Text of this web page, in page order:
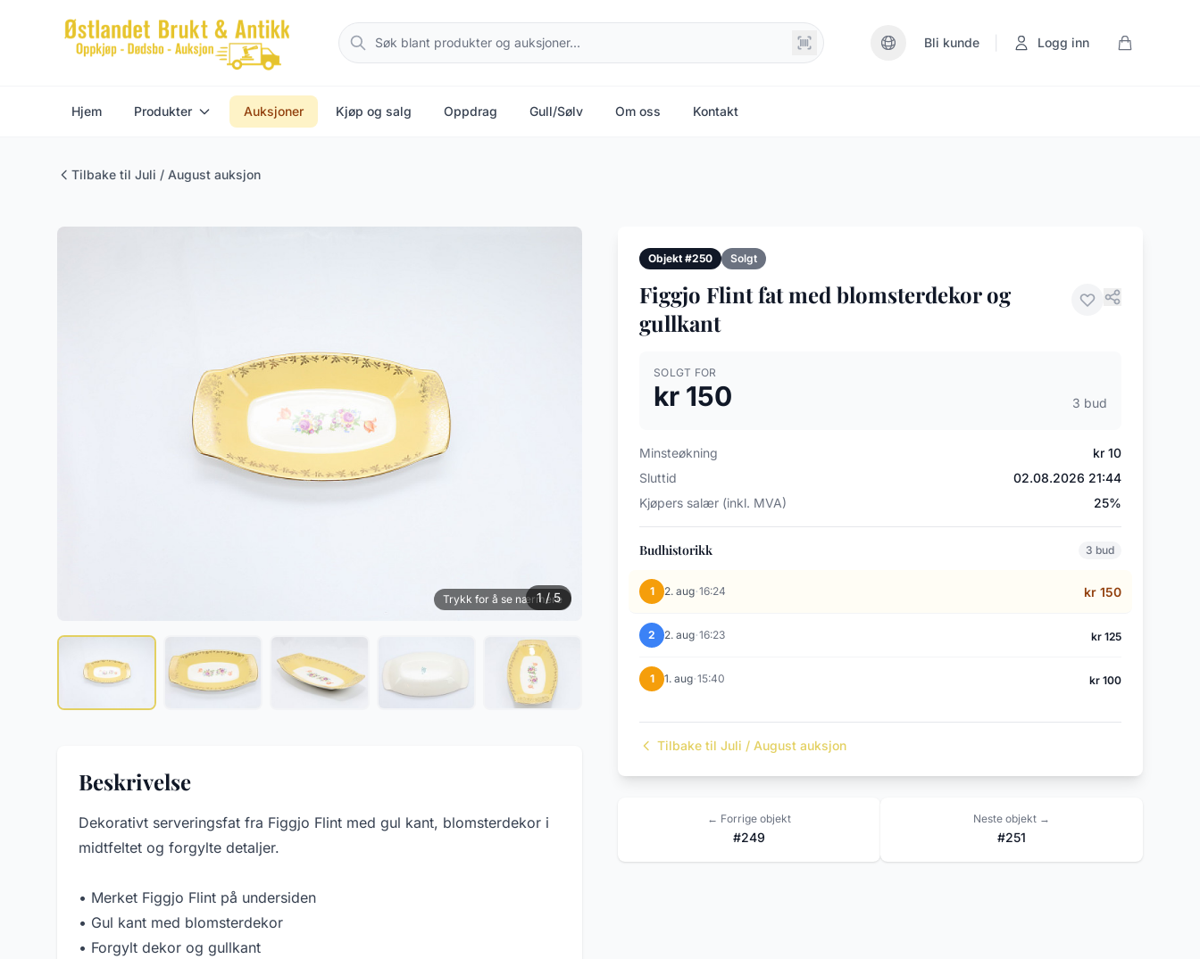
Bli kunde Logg inn
Hjem Produkter Auksjoner Kjøp og salg Oppdrag Gull/Sølv Om oss Kontakt
Tilbake til Juli / August auksjon
Trykk for å se nærmere
1 / 5
Objekt #250 Solgt
Figgjo Flint fat med blomsterdekor og
gullkant
SOLGT FOR
kr 150 3 bud
Minsteøkning
kr 10
Sluttid
02.08.2026 21:44
Kjøpers salær (inkl. MVA)
25%
Budhistorikk 3 bud
1 2. aug·16:24 kr 150
2 2. aug·16:23 kr 125
1 1. aug·15:40 kr 100
Tilbake til Juli / August auksjon
← Forrige objekt
#249
Neste objekt →
#251
Beskrivelse
Dekorativt serveringsfat fra Figgjo Flint med gul kant, blomsterdekor i
midtfeltet og forgylte detaljer.
• Merket Figgjo Flint på undersiden
• Gul kant med blomsterdekor
• Forgylt dekor og gullkant